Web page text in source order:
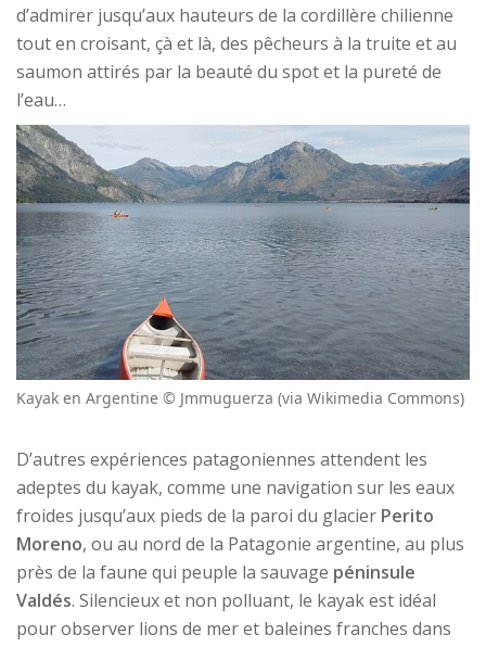
d’admirer jusqu’aux hauteurs de la cordillère chilienne
tout en croisant, çà et là, des pêcheurs à la truite et au
saumon attirés par la beauté du spot et la pureté de
l’eau…
Kayak en Argentine © Jmmuguerza (via Wikimedia Commons)
D’autres expériences patagoniennes attendent les
adeptes du kayak, comme une navigation sur les eaux
froides jusqu’aux pieds de la paroi du glacier Perito
Moreno, ou au nord de la Patagonie argentine, au plus
près de la faune qui peuple la sauvage péninsule
Valdés. Silencieux et non polluant, le kayak est idéal
pour observer lions de mer et baleines franches dans